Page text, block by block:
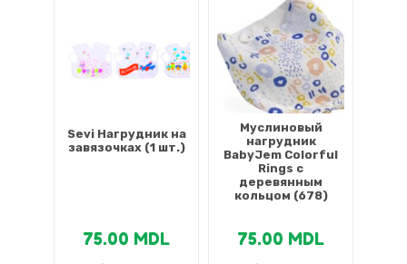
Sevi Нагрудник на
завязочках (1 шт.)
75.00 MDL
Муслиновый
нагрудник
BabyJem Colorful
Rings с
деревянным
кольцом (678)
75.00 MDL